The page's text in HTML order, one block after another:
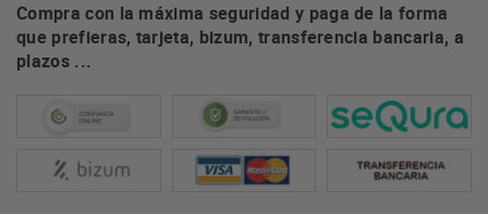
Compra con la máxima seguridad y paga de la forma
que prefieras, tarjeta, bizum, transferencia bancaria, a
plazos ...